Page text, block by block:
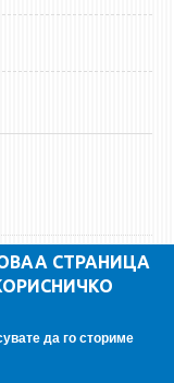
СТРАНИЦА
да го сториме